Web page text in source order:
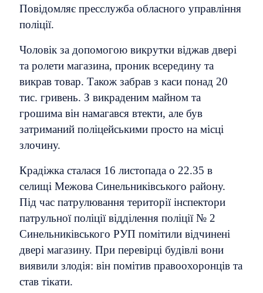
Повідомляє пресслужба обласного управління
поліції.
Чоловік за допомогою викрутки віджав двері
та ролети магазина, проник всередину та
викрав товар. Також забрав з каси понад 20
тис. гривень. З викраденим майном та
грошима він намагався втекти, але був
затриманий поліцейськими просто на місці
злочину.
Крадіжка сталася 16 листопада о 22.35 в
селищі Межова Синельниківського району.
Під час патрулювання території інспектори
патрульної поліції відділення поліції № 2
Синельниківського РУП помітили відчинені
двері магазину. При перевірці будівлі вони
виявили злодія: він помітив правоохоронців та
став тікати.